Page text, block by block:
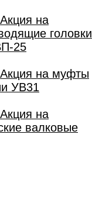
Акция на
головки
25
Акция на муфты
УВ31
Акция на
валковые